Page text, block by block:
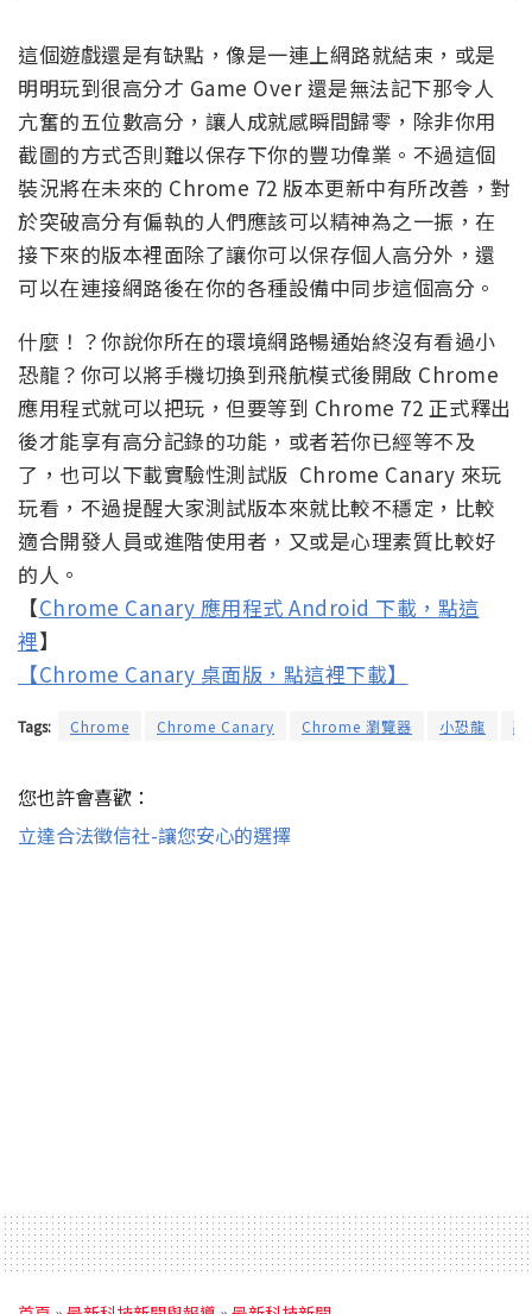
這個遊戲還是有缺點，像是一連上網路就結束，或是
明明玩到很高分才 Game Over 還是無法記下那令人
亢奮的五位數高分，讓人成就感瞬間歸零，除非你用
截圖的方式否則難以保存下你的豐功偉業。不過這個
裝況將在未來的 Chrome 72 版本更新中有所改善，對
於突破高分有偏執的人們應該可以精神為之一振，在
接下來的版本裡面除了讓你可以保存個人高分外，還
可以在連接網路後在你的各種設備中同步這個高分。
什麼！？你說你所在的環境網路暢通始終沒有看過小
恐龍？你可以將手機切換到飛航模式後開啟 Chrome
應用程式就可以把玩，但要等到 Chrome 72 正式釋出
後才能享有高分記錄的功能，或者若你已經等不及
了，也可以下載實驗性測試版 Chrome Canary 來玩
玩看，不過提醒大家測試版本來就比較不穩定，比較
適合開發人員或進階使用者，又或是心理素質比較好
的人。
【Chrome Canary 應用程式 Android 下載，點這
裡】
【Chrome Canary 桌面版，點這裡下載】
Tags: Chrome Chrome Canary Chrome 瀏覽器 小恐龍 離
您也許會喜歡：
立達合法徵信社-讓您安心的選擇